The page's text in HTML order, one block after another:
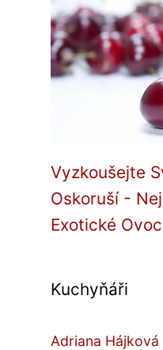
Vyzkoušejte
Oskoruší -
Exotické
Kuchyňáři
Adriana Hájková